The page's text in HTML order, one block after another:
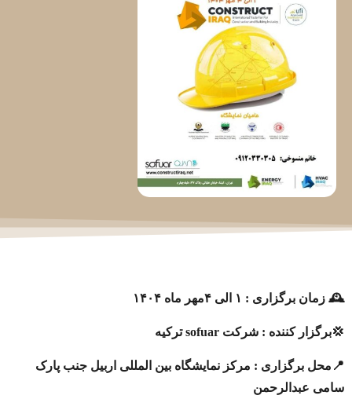
🕰 زمان برگزاری : ۱ الی ۴مهر ماه ۱۴۰۴
💢برگزار کننده : شرکت sofuar ترکیه
📍محل برگزاری : مرکز نمایشگاه بین المللی اربیل جنب پارک
سامی عبدالرحمن